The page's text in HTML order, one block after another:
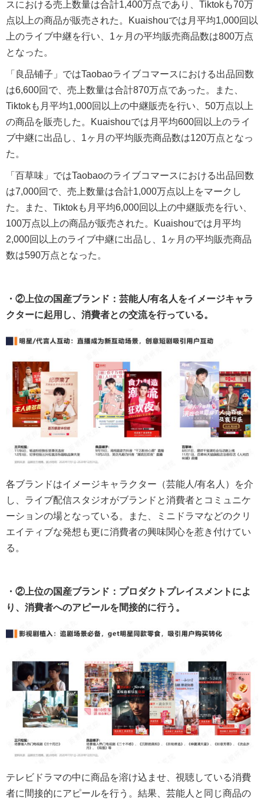
スにおける売上数量は合計1,400万点であり、Tiktokも70万
点以上の商品が販売された。Kuaishouでは月平均1,000回以
上のライブ中継を行い、1ヶ月の平均販売商品数は800万点
となった。
「良品铺子」ではTaobaoライブコマースにおける出品回数
は6,600回で、売上数量は合計870万点であった。また、
Tiktokも月平均1,000回以上の中継販売を行い、50万点以上
の商品を販売した。Kuaishouでは月平均600回以上のライ
ブ中継に出品し、1ヶ月の平均販売商品数は120万点となっ
た。
「百草味」ではTaobaoのライブコマースにおける出品回数
は7,000回で、売上数量は合計1,000万点以上をマークし
た。また、Tiktokも月平均6,000回以上の中継販売を行い、
100万点以上の商品が販売された。Kuaishouでは月平均
2,000回以上のライブ中継に出品し、1ヶ月の平均販売商品
数は590万点となった。
・②上位の国産ブランド：芸能人/有名人をイメージキャラ
クターに起用し、消費者との交流を行っている。
各ブランドはイメージキャラクター（芸能人/有名人）を介
し、ライブ配信スタジオがブランドと消費者とコミュニケ
ーションの場となっている。また、ミニドラマなどのクリ
エイティブな発想も更に消費者の興味関心を惹き付けてい
る。
・②上位の国産ブランド：プロダクトプレイスメントによ
り、消費者へのアピールを間接的に行う。
テレビドラマの中に商品を溶け込ませ、視聴している消費
者に間接的にアピールを行う。結果、芸能人と同じ商品の